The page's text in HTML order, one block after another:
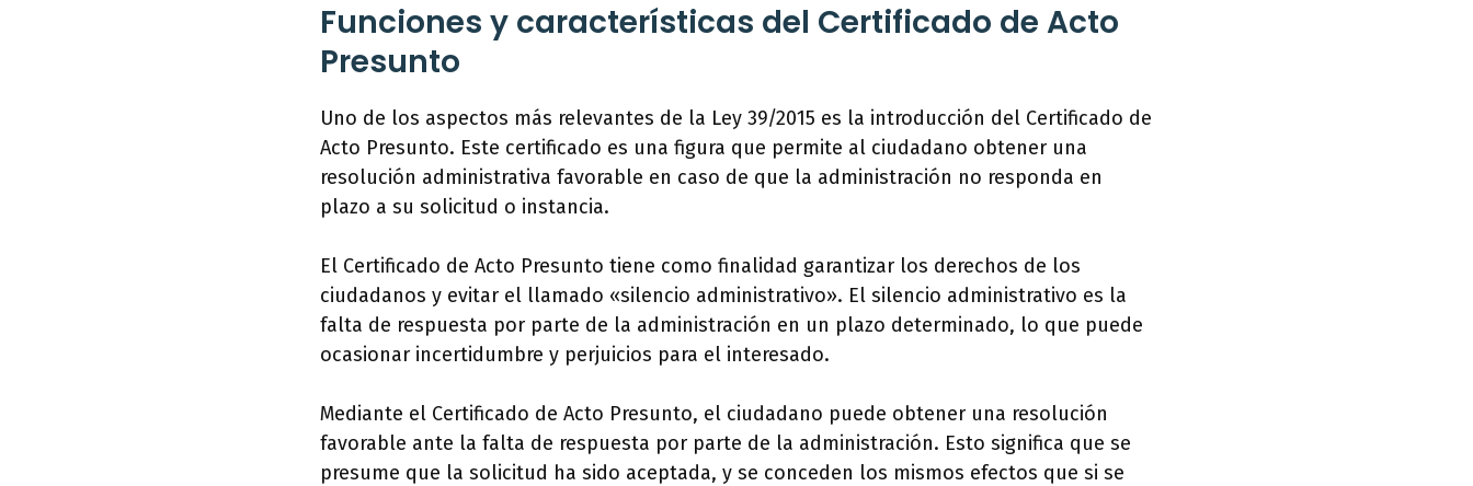
Funciones y características del Certificado de Acto
Presunto
Uno de los aspectos más relevantes de la Ley 39/2015 es la introducción del Certificado de
Acto Presunto. Este certificado es una figura que permite al ciudadano obtener una
resolución administrativa favorable en caso de que la administración no responda en
plazo a su solicitud o instancia.
El Certificado de Acto Presunto tiene como finalidad garantizar los derechos de los
ciudadanos y evitar el llamado «silencio administrativo». El silencio administrativo es la
falta de respuesta por parte de la administración en un plazo determinado, lo que puede
ocasionar incertidumbre y perjuicios para el interesado.
Mediante el Certificado de Acto Presunto, el ciudadano puede obtener una resolución
favorable ante la falta de respuesta por parte de la administración. Esto significa que se
presume que la solicitud ha sido aceptada, y se conceden los mismos efectos que si se